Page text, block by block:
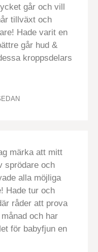
går och vill
tillväxt och
Hade varit en
går hud &
kroppsdelars
märka att mitt
sprödare och
alla möjliga
Hade tur och
råder att prova
och har
för babyfjun en